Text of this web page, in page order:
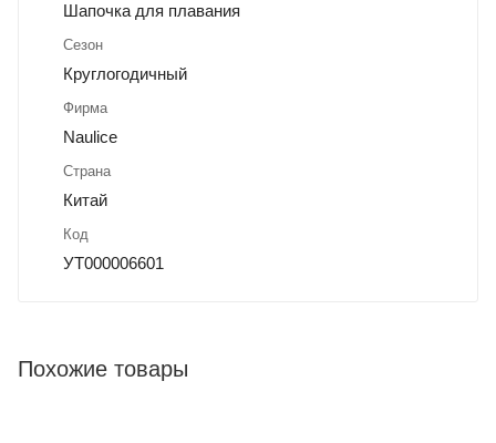
Шапочка для плавания
Сезон
Круглогодичный
Фирма
Naulice
Страна
Китай
Код
УТ000006601
Похожие товары